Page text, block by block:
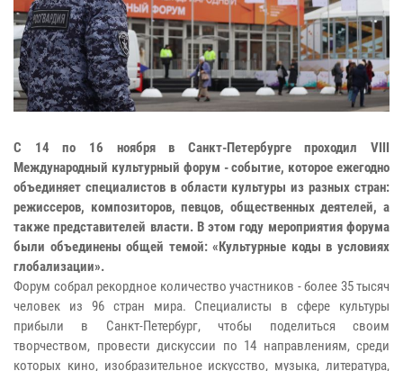
С 14 по 16 ноября в Санкт-Петербурге проходил VIII
Международный культурный форум - событие, которое ежегодно
объединяет специалистов в области культуры из разных стран:
режиссеров, композиторов, певцов, общественных деятелей, а
также представителей власти. В этом году мероприятия форума
были объединены общей темой: «Культурные коды в условиях
глобализации».
Форум собрал рекордное количество участников - более 35 тысяч
человек из 96 стран мира. Специалисты в сфере культуры
прибыли в Санкт-Петербург, чтобы поделиться своим
творчеством, провести дискуссии по 14 направлениям, среди
которых кино, изобразительное искусство, музыка, литература,